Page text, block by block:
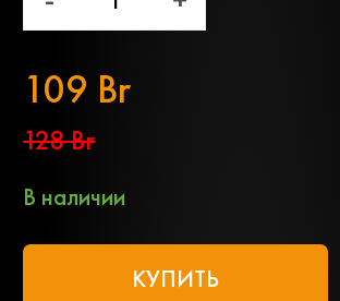
109 Br
128 Br
В наличии
КУПИТЬ